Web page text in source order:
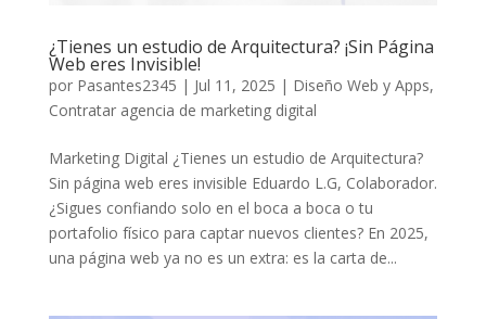
¿Tienes un estudio de Arquitectura? ¡Sin Página
Web eres Invisible!
por Pasantes2345 | Jul 11, 2025 | Diseño Web y Apps,
Contratar agencia de marketing digital
Marketing Digital ¿Tienes un estudio de Arquitectura?
Sin página web eres invisible Eduardo L.G, Colaborador.
¿Sigues confiando solo en el boca a boca o tu
portafolio físico para captar nuevos clientes? En 2025,
una página web ya no es un extra: es la carta de...